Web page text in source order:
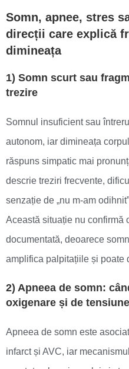
Somn, apnee, stres
direcții care explică
dimineața
1) Somn scurt sau
trezire
Somnul insuficient sau
autonom, iar dimineața
răspuns simpatic mai
descrie treziri frecvente,
senzație de „nu m-am
Această situație nu confirmă
documentată, deoarece
amplifica palpitațiile și poate
2) Apneea de somn:
oxigenare și de tensiune
Apneea de somn este
infarct și AVC, iar